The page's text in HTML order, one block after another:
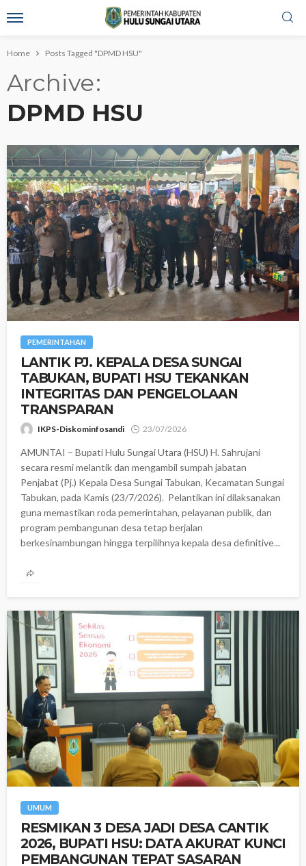
Home Posts Tagged "DPMD HSU"
Archive
DPMD HSU
PEMERINTAHAN
‎LANTIK PJ. KEPALA DESA SUNGAI
TABUKAN, BUPATI HSU TEKANKAN
INTEGRITAS DAN PENGELOLAAN
TRANSPARAN
IKPS-Diskominfosandi 23/07/2026
AMUNTAI – Bupati Hulu Sungai Utara (HSU) H. Sahrujani
secara resmi melantik dan mengambil sumpah jabatan
Penjabat (Pj.) Kepala Desa Sungai Tabukan, Kecamatan Sungai
Tabukan, pada Kamis (23/7/2026). ‎ ‎Pelantikan ini dilaksanakan
guna memastikan roda pemerintahan, pelayanan publik, dan
program pembangunan desa tetap berjalan
berkesinambungan hingga terpilihnya kepala desa definitive...
UMUM
RESMIKAN 3 DESA JADI DESA CANTIK
2026, BUPATI HSU: DATA AKURAT KUNCI
PEMBANGUNAN TEPAT SASARAN